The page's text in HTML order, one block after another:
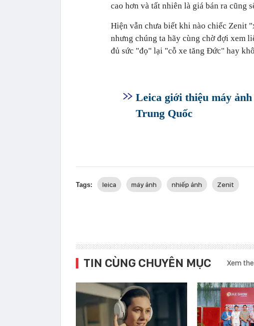
cao hơn và tất nhiên là giá bán ra cũng
Hiện vẫn chưa biết khi nào chiếc Zenit
nhưng chúng ta hãy cùng chờ đợi xem
đủ sức "đọ" lại "cỗ xe tăng Đức" hay
Leica giới thiệu máy
Trung Quốc
Tags: leica máy ảnh nhiếp ảnh Zenit
TIN CÙNG CHUYÊN MỤC Xem